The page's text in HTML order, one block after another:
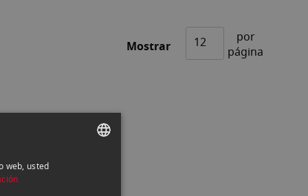
Mostrar
por
página
web, usted